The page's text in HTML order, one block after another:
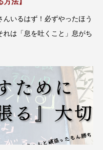
いるはず！必ずやったほう
は「息を吐くこと」息がち